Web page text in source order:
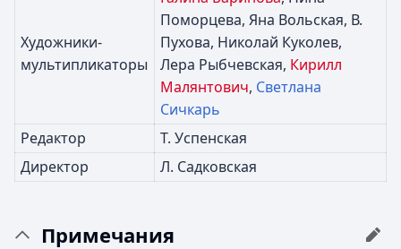
Художники-
мультипликаторы
Поморцева, Яна Вольская, В.
Пухова, Николай Куколев,
Лера Рыбчевская, Кирилл
Малянтович, Светлана
Сичкарь
Редактор
Т. Успенская
Директор
Л. Садковская
Примечания